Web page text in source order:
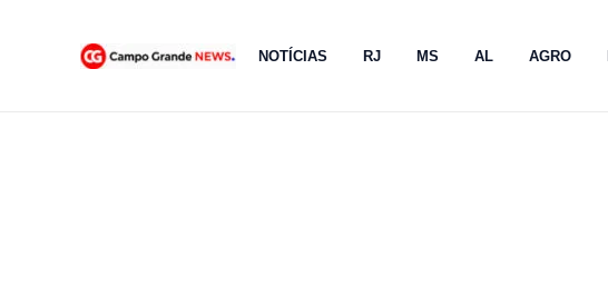
NOTÍCIAS RJ MS AL AGRO